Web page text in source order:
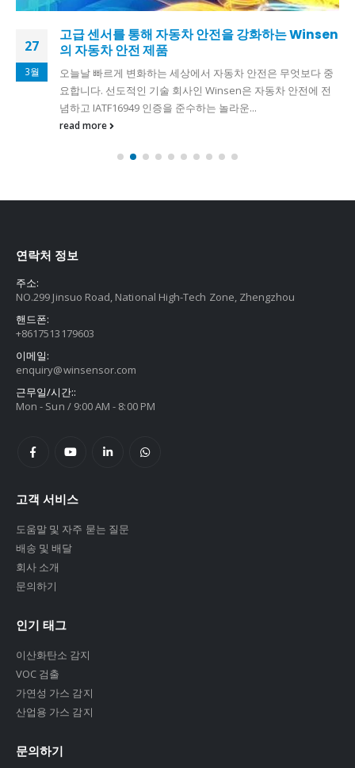
27
3월
고급 센서를 통해 자동차 안전을 강화하는 Winsen
의 자동차 안전 제품
오늘날 빠르게 변화하는 세상에서 자동차 안전은 무엇보다 중
요합니다. 선도적인 기술 회사인 Winsen은 자동차 안전에 전
념하고 IATF16949 인증을 준수하는 놀라운...
read more
연락처 정보
주소:
NO.299 Jinsuo Road, National High-Tech Zone, Zhengzhou
핸드폰:
+8617513179603
이메일:
enquiry@winsensor.com
근무일/시간::
Mon - Sun / 9:00 AM - 8:00 PM
고객 서비스
도움말 및 자주 묻는 질문
배송 및 배달
회사 소개
문의하기
인기 태그
이산화탄소 감지
VOC 검출
가연성 가스 감지
산업용 가스 감지
문의하기